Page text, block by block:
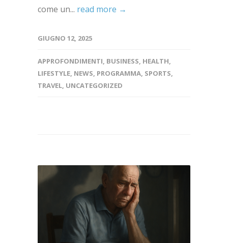
come un... read more →
GIUGNO 12, 2025
APPROFONDIMENTI, BUSINESS, HEALTH,
LIFESTYLE, NEWS, PROGRAMMA, SPORTS,
TRAVEL, UNCATEGORIZED